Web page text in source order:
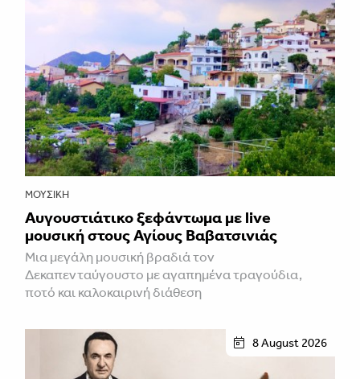
ΜΟΥΣΙΚΉ
Αυγουστιάτικο ξεφάντωμα με live
μουσική στους Αγίους Βαβατσινιάς
Μια μεγάλη μουσική βραδιά τον
Δεκαπενταύγουστο με αγαπημένα τραγούδια,
ποτό και καλοκαιρινή διάθεση
8 August 2026